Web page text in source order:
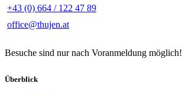
+43 (0) 664 / 122 47 89
office@thujen.at
Besuche sind nur nach Voranmeldung möglich!
Überblick